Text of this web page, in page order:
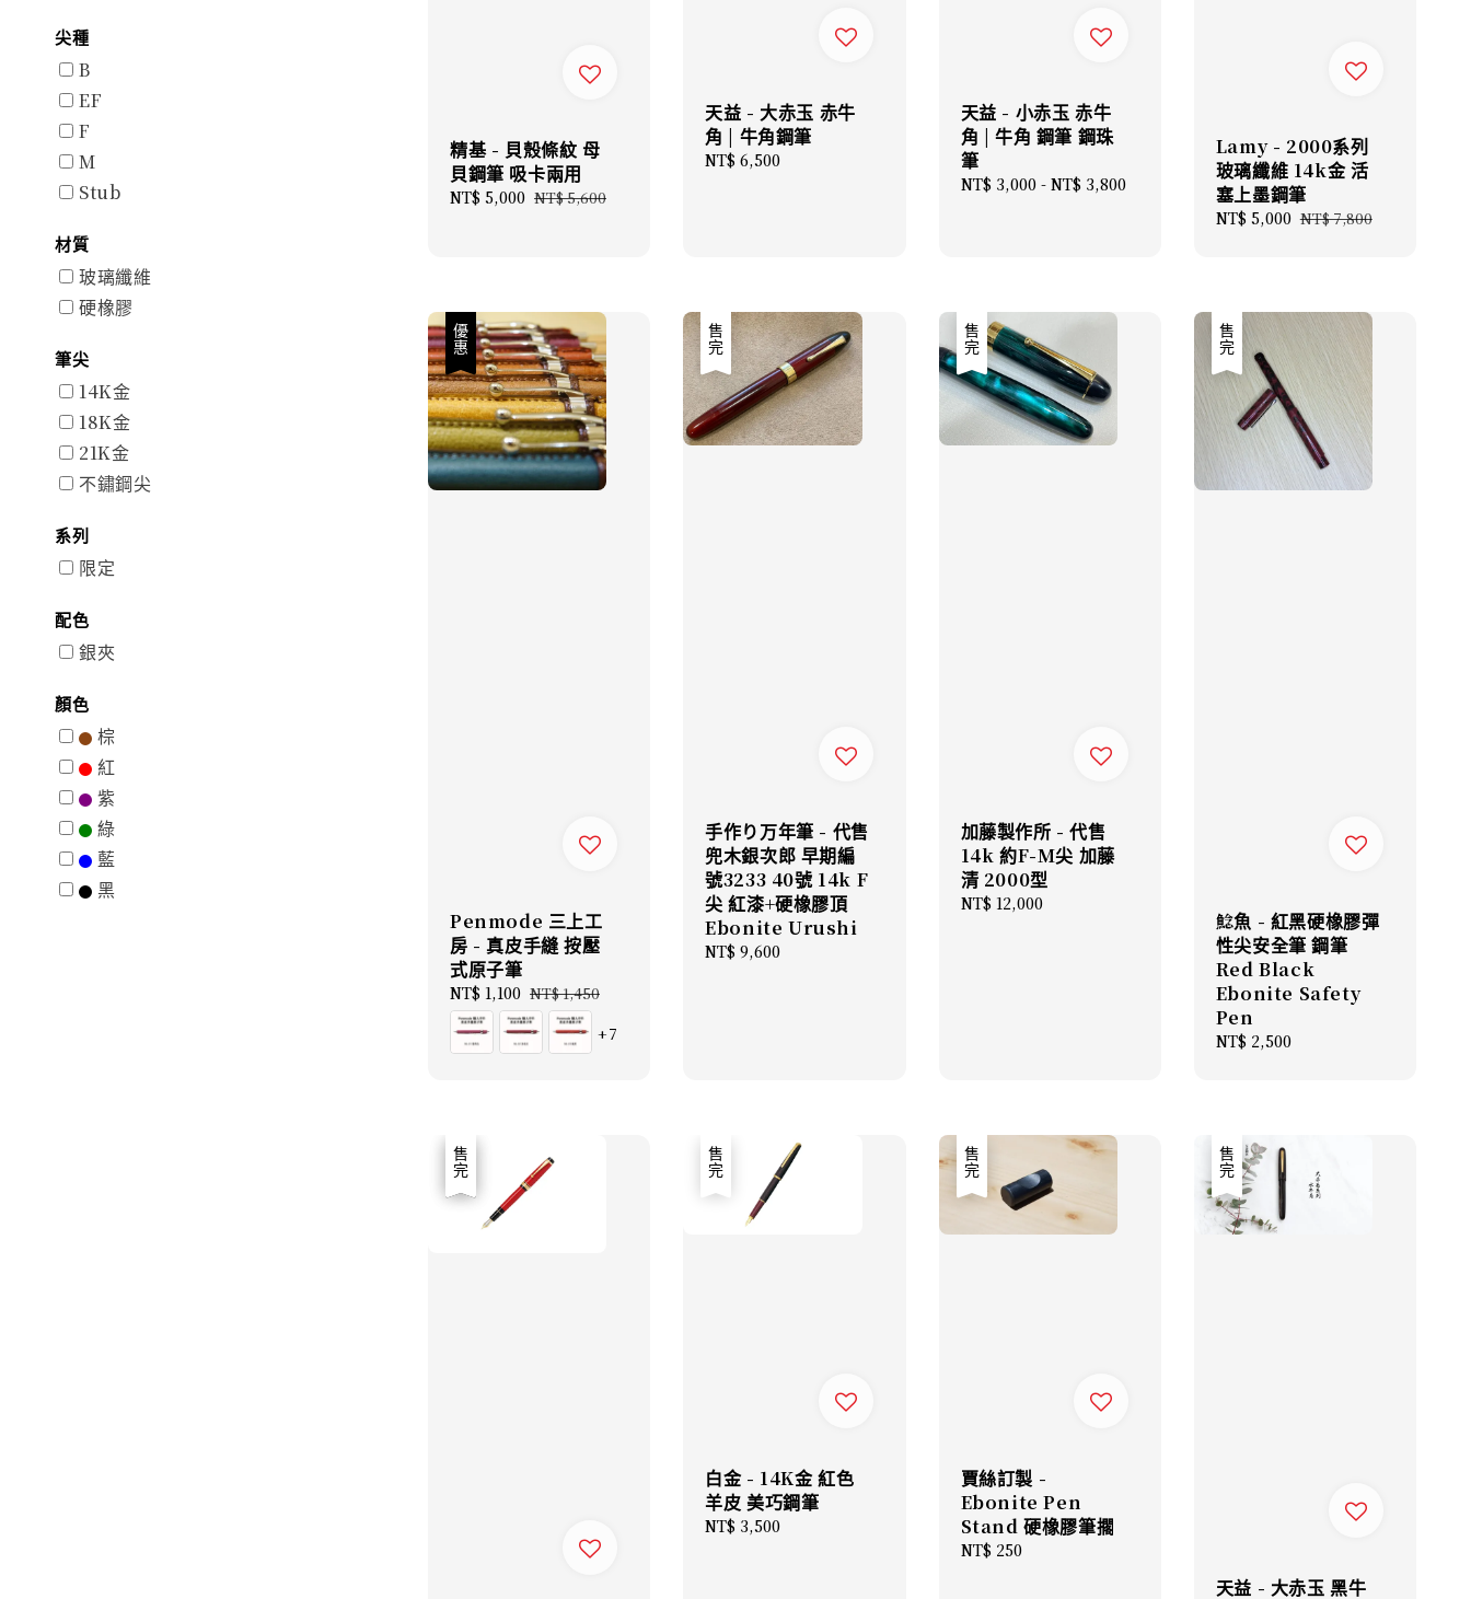
尖種
B
EF
F
M
Stub
材質
玻璃纖維
硬橡膠
筆尖
14K金
18K金
21K金
不鏽鋼尖
系列
限定
配色
銀夾
顏色
棕
紅
紫
綠
藍
黑
精基 - 貝殼條紋 母
貝鋼筆 吸卡兩用
Sale
NT$ 5,000 Regular
NT$ 5,600
天益 - 大赤玉 赤牛
角 | 牛角鋼筆
Regular
NT$ 6,500
天益 - 小赤玉 赤牛
角 | 牛角 鋼筆 鋼珠
筆
Regular
NT$ 3,000- NT$ 3,800
Lamy - 2000系列
玻璃纖維 14k金 活
塞上墨鋼筆
Sale
NT$ 5,000 Regular
NT$ 7,800
優惠
Penmode 三上工
房 - 真皮手縫 按壓
式原子筆
Sale
price
NT$ 1,100 Regular
price
NT$ 1,450
+7
售完
手作り万年筆 - 代售
兜木銀次郎 早期編
號3233 40號 14k F
尖 紅漆+硬橡膠頂
Ebonite Urushi
Regular
NT$ 9,600
售完
加藤製作所 - 代售
14k 約F-M尖 加藤
清 2000型
Regular
NT$ 12,000
售完
鯰魚 - 紅黑硬橡膠彈
性尖安全筆 鋼筆
Red Black
Ebonite Safety
Pen
Regular
NT$ 2,500
優惠
售完 售完
白金 - 14K金 紅色
羊皮 美巧鋼筆
Regular
NT$ 3,500
售完
賈絲訂製 -
Ebonite Pen
Stand 硬橡膠筆擱
Regular
NT$ 250
售完
天益 - 大赤玉 黑牛